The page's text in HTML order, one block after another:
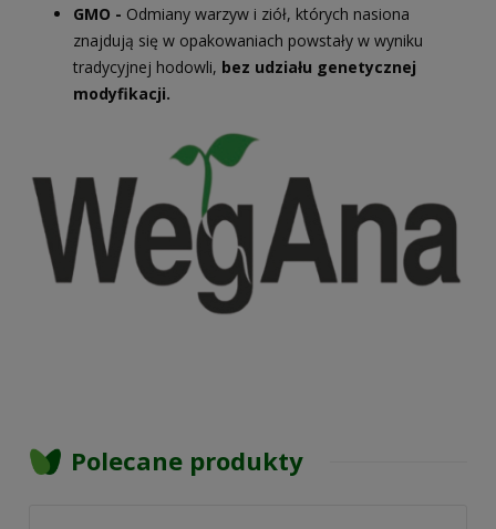
GMO - Odmiany warzyw i ziół, których nasiona
znajdują się w opakowaniach powstały w wyniku
tradycyjnej hodowli, bez udziału genetycznej
modyfikacji.
Polecane produkty